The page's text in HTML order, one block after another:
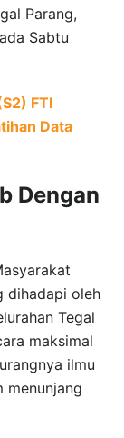
Parang,
Sabtu
FTI
Data
Dengan
dihadapi oleh
Tegal
maksimal
ilmu
menunjang